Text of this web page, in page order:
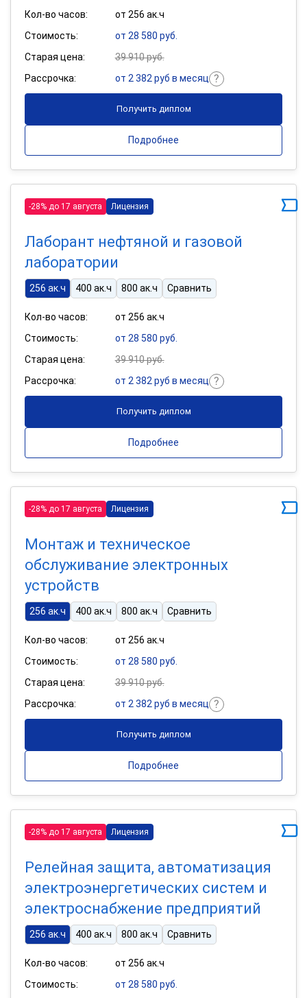
Кол-во часов:
от 256 ак.ч
Стоимость:
от 28 580 руб.
Старая цена:
39 910 руб.
Рассрочка:
от 2 382 руб в месяц
Получить диплом
Подробнее
-28% до 17 августа Лицензия
Лаборант нефтяной и газовой
лаборатории
256 ак.ч 400 ак.ч 800 ак.ч Сравнить
Кол-во часов:
от 256 ак.ч
Стоимость:
от 28 580 руб.
Старая цена:
39 910 руб.
Рассрочка:
от 2 382 руб в месяц
Получить диплом
Подробнее
-28% до 17 августа Лицензия
Монтаж и техническое
обслуживание электронных
устройств
256 ак.ч 400 ак.ч 800 ак.ч Сравнить
Кол-во часов:
от 256 ак.ч
Стоимость:
от 28 580 руб.
Старая цена:
39 910 руб.
Рассрочка:
от 2 382 руб в месяц
Получить диплом
Подробнее
-28% до 17 августа Лицензия
Релейная защита, автоматизация
электроэнергетических систем и
электроснабжение предприятий
256 ак.ч 400 ак.ч 800 ак.ч Сравнить
Кол-во часов:
от 256 ак.ч
Стоимость:
от 28 580 руб.